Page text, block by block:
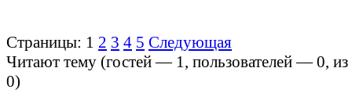
Страницы: 1 2 3 4 5 Следующая
Читают тему (гостей — 1, пользователей —0,
0)